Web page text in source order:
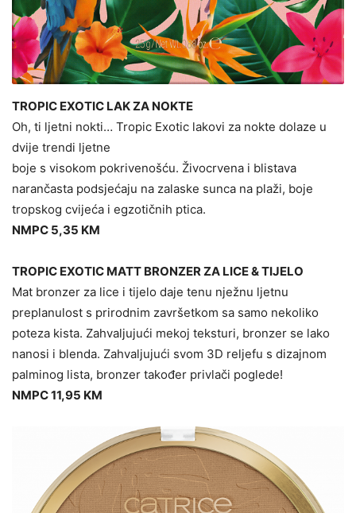
TROPIC EXOTIC LAK ZA NOKTE
Oh, ti ljetni nokti… Tropic Exotic lakovi za nokte dolaze u
dvije trendi ljetne
boje s visokom pokrivenošću. Živocrvena i blistava
narančasta podsjećaju na zalaske sunca na plaži, boje
tropskog cvijeća i egzotičnih ptica.
NMPC 5,35 KM
TROPIC EXOTIC MATT BRONZER ZA LICE & TIJELO
Mat bronzer za lice i tijelo daje tenu nježnu ljetnu
preplanulost s prirodnim završetkom sa samo nekoliko
poteza kista. Zahvaljujući mekoj teksturi, bronzer se lako
nanosi i blenda. Zahvaljujući svom 3D reljefu s dizajnom
palminog lista, bronzer također privlači poglede!
NMPC 11,95 KM